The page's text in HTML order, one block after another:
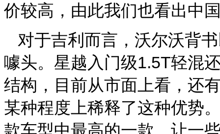
价较高，由此我们也看出中
对于吉利而言，沃尔沃背
噱头。星越入门级1.5T轻混
结构，目前从市面上看，还
某种程度上稀释了这种优势
款车型中最高的一款，让一